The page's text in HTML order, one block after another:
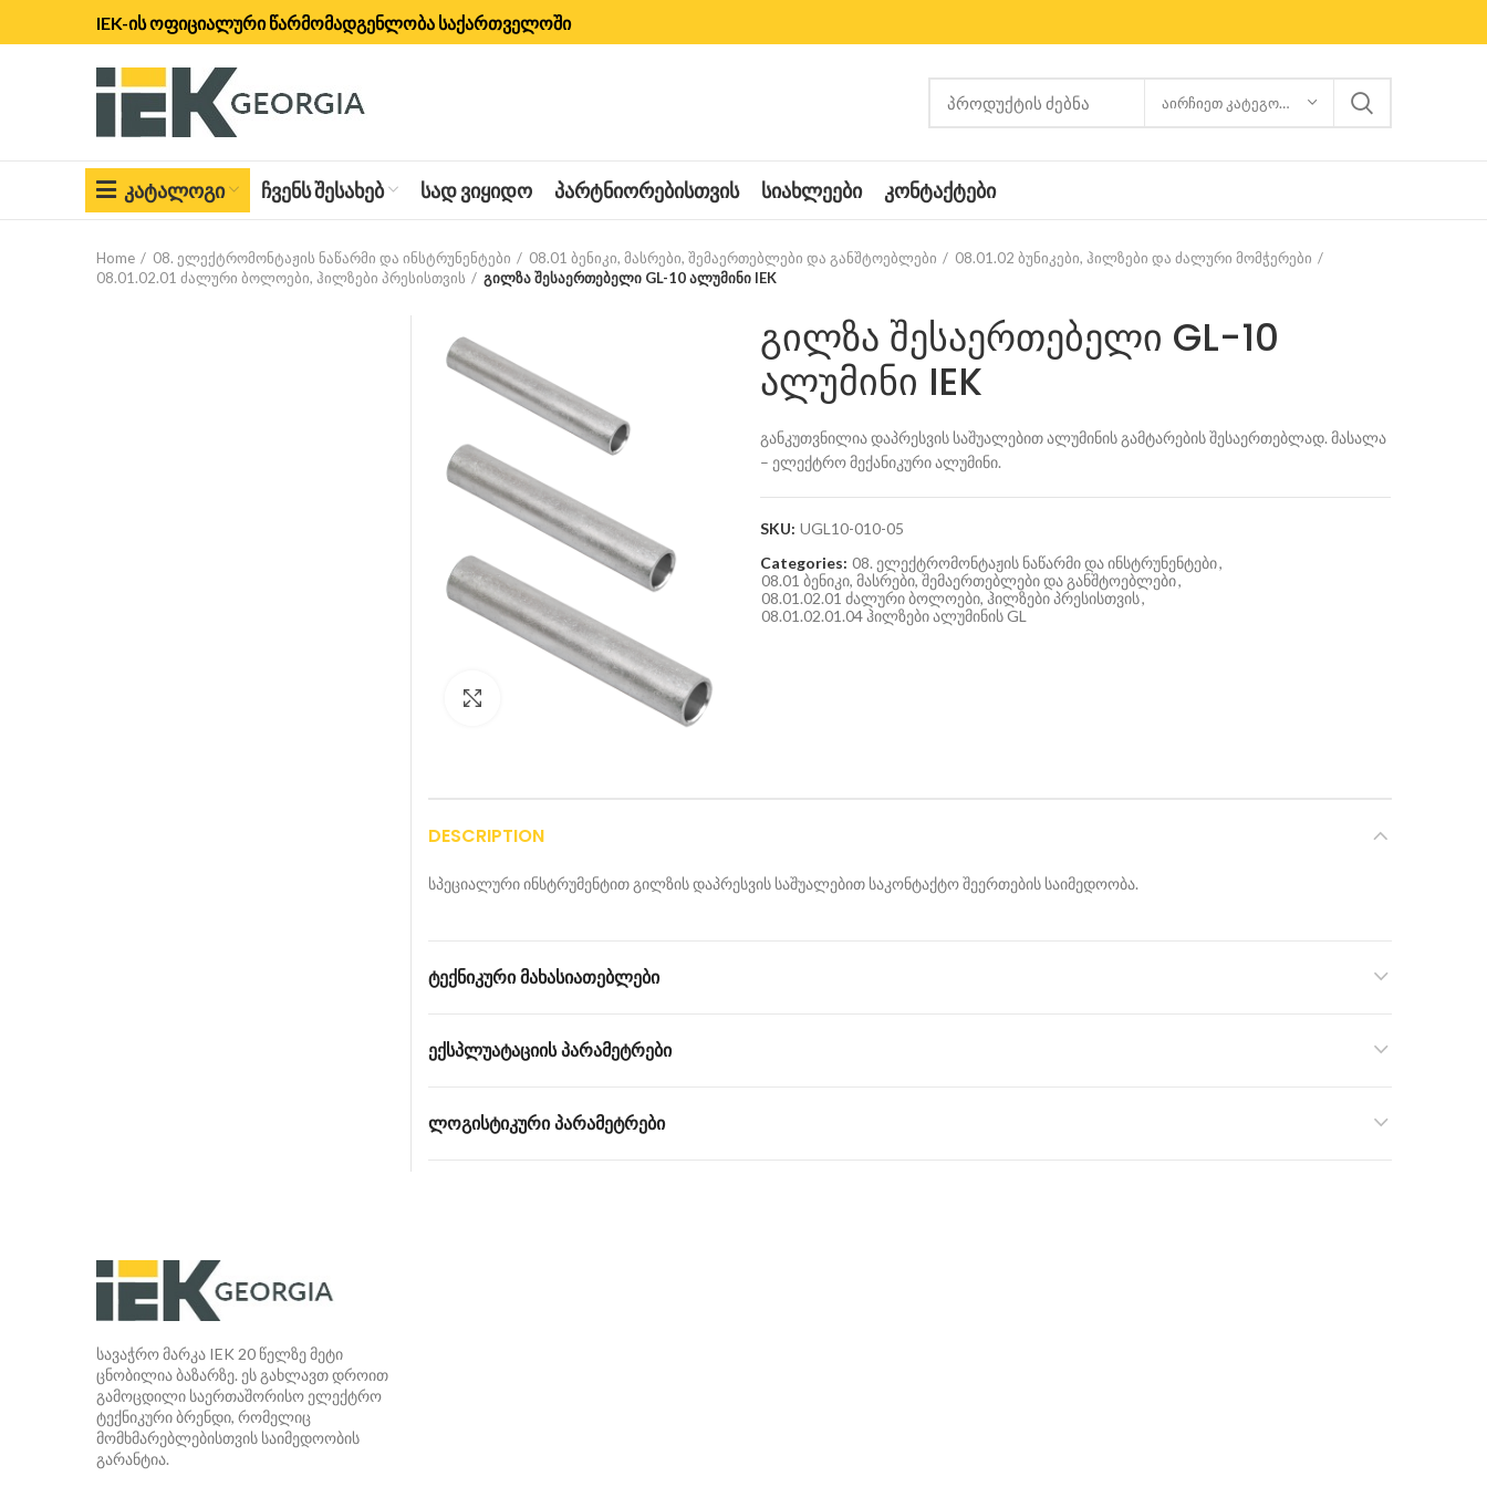
IEK-ის ოფიციალური წარმომადგენლობა საქართველოში
ᲐᲘᲠᲩᲘᲔᲗ ᲙᲐᲢᲔᲒᲝᲠᲘᲐ
ᲙᲐᲢᲐᲚᲝᲒᲘ ᲩᲕᲔᲜᲡ ᲨᲔᲡᲐᲮᲔᲑ ᲡᲐᲓ ᲕᲘᲧᲘᲓᲝ ᲞᲐᲠᲢᲜᲘᲝᲠᲔᲑᲘᲡᲗᲕᲘᲡ ᲡᲘᲐᲮᲚᲔᲔᲑᲘ ᲙᲝᲜᲢᲐᲥᲢᲔᲑᲘ
Home 08. ელექტრომონტაჟის ნაწარმი და ინსტრუნენტები 08.01 ბენიკი, მასრები, შემაერთებლები და განშტოებლები
08.01.02 ბუნიკები, ჰილზები და ძალური მომჭერები
08.01.02.01 ძალური ბოლოები, ჰილზები პრესისთვის
გილზა შესაერთებელი GL-10 ალუმინი IEK
გილზა შესაერთებელი GL-10
ალუმინი IEK
განკუთვნილია დაპრესვის საშუალებით ალუმინის გამტარების შესაერთებლად. მასალა
– ელექტრო მექანიკური ალუმინი.
SKU: UGL10-010-05
Categories: 08. ელექტრომონტაჟის ნაწარმი და ინსტრუნენტები,
08.01 ბენიკი, მასრები, შემაერთებლები და განშტოებლები,
08.01.02.01 ძალური ბოლოები, ჰილზები პრესისთვის,
08.01.02.01.04 ჰილზები ალუმინის GL
DESCRIPTION
სპეციალური ინსტრუმენტით გილზის დაპრესვის საშუალებით საკონტაქტო შეერთების საიმედოობა.
ᲢᲔᲥᲜᲘᲙᲣᲠᲘ ᲛᲐᲮᲐᲡᲘᲐᲗᲔᲑᲚᲔᲑᲘ
ᲔᲥᲡᲞᲚᲣᲐᲢᲐᲪᲘᲘᲡ ᲞᲐᲠᲐᲛᲔᲢᲠᲔᲑᲘ
ᲚᲝᲒᲘᲡᲢᲘᲙᲣᲠᲘ ᲞᲐᲠᲐᲛᲔᲢᲠᲔᲑᲘ
სავაჭრო მარკა IEK 20 წელზე მეტი
ცნობილია ბაზარზე. ეს გახლავთ დროით
გამოცდილი საერთაშორისო ელექტრო
ტექნიკური ბრენდი, რომელიც
მომხმარებლებისთვის საიმედოობის
გარანტია.